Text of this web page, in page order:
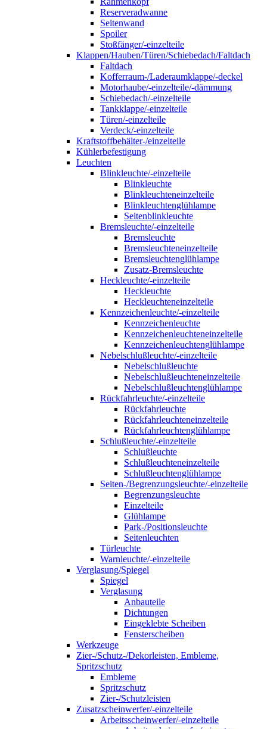
Reserveradwanne
Seitenwand
Spoiler
Stoßfänger/-einzelteile
Klappen/Hauben/Türen/Schiebedach/Faltdach
Faltdach
Kofferraum-/Laderaumklappe/-deckel
Motorhaube/-einzelteile/-dämmung
Schiebedach/-einzelteile
Tankklappe/-einzelteile
Türen/-einzelteile
Verdeck/-einzelteile
Kraftstoffbehälter-/einzelteile
Kühlerbefestigung
Leuchten
Blinkleuchte/-einzelteile
Blinkleuchte
Blinkleuchteneinzelteile
Blinkleuchtenglühlampe
Seitenblinkleuchte
Bremsleuchte/-einzelteile
Bremsleuchte
Bremsleuchteneinzelteile
Bremsleuchtenglühlampe
Zusatz-Bremsleuchte
Heckleuchte/-einzelteile
Heckleuchte
Heckleuchteneinzelteile
Kennzeichenleuchte/-einzelteile
Kennzeichenleuchte
Kennzeichenleuchteneinzelteile
Kennzeichenleuchtenglühlampe
Nebelschlußleuchte/-einzelteile
Nebelschlußleuchte
Nebelschlußleuchteneinzelteile
Nebelschlußleuchtenglühlampe
Rückfahrleuchte/-einzelteile
Rückfahrleuchte
Rückfahrleuchteneinzelteile
Rückfahrleuchtenglühlampe
Schlußleuchte/-einzelteile
Schlußleuchte
Schlußleuchteneinzelteile
Schlußleuchtenglühlampe
Seiten-/Begrenzungsleuchte/-einzelteile
Begrenzungsleuchte
Einzelteile
Glühlampe
Park-/Positionsleuchte
Seitenleuchten
Türleuchte
Warnleuchte/-einzelteile
Verglasung/Spiegel
Spiegel
Verglasung
Anbauteile
Dichtungen
Eingeklebte Scheiben
Fensterscheiben
Werkzeuge
Zier-/Schutz-/Dekorleisten, Embleme,
Spritzschutz
Embleme
Spritzschutz
Zier-/Schutzleisten
Zusatzscheinwerfer/-einzelteile
Arbeitsscheinwerfer/-einzelteile